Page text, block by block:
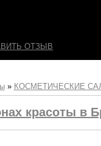
ОТЗЫВ
» КОСМЕТИЧЕСКИЕ
красоты в